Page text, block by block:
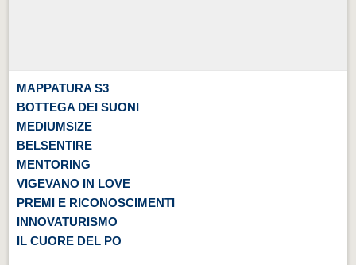
MAPPATURA S3
BOTTEGA DEI SUONI
MEDIUMSIZE
BELSENTIRE
MENTORING
VIGEVANO IN LOVE
PREMI E RICONOSCIMENTI
INNOVATURISMO
IL CUORE DEL PO